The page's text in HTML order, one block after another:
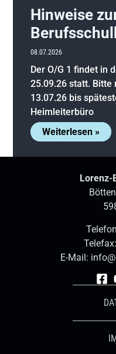
Hinweise
08.07.2026
Der O/G 1 findet in
25.09.26 statt. Bitte
13.07.26 bis
Heimleiterbüro
Weiterlesen »
Lorenz-
E-Mail: